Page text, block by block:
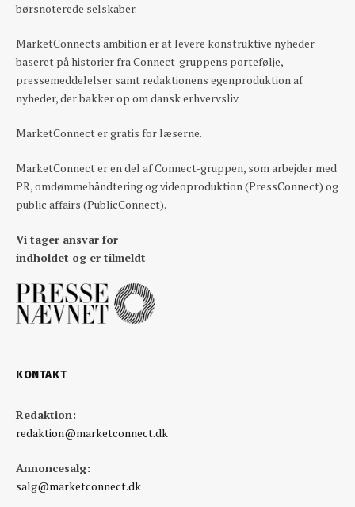
børsnoterede selskaber.
MarketConnects ambition er at levere konstruktive nyheder
baseret på historier fra Connect-gruppens portefølje,
pressemeddelelser samt redaktionens egenproduktion af
nyheder, der bakker op om dansk erhvervsliv.
MarketConnect er gratis for læserne.
MarketConnect er en del af Connect-gruppen, som arbejder med
PR, omdømmehåndtering og videoproduktion (PressConnect) og
public affairs (PublicConnect).
Vi tager ansvar for
indholdet og er tilmeldt
KONTAKT
Redaktion:
redaktion@marketconnect.dk
Annoncesalg:
salg@marketconnect.dk